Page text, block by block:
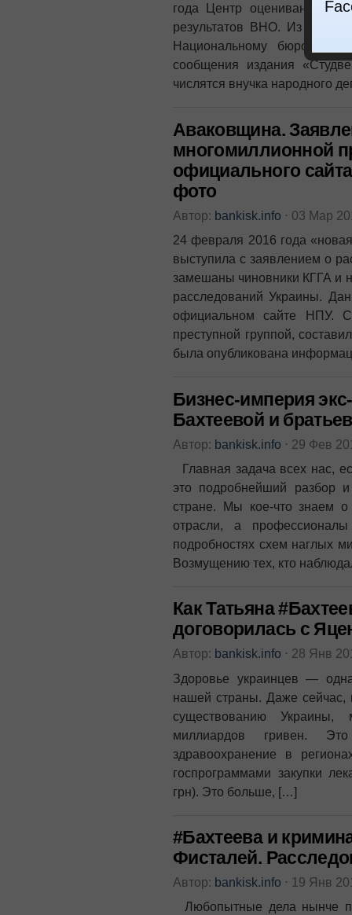
года Центр оценивания
результатов ВНО. Из них
Национальному бюро
сообщения издания
числятся внучка народного
Аваковщина.
многомиллионной
официального
фото
Автор: bankisk.info ⋅ 03 Мар
24 февраля 2016 года
выступила с заявлением о
замешаны чиновники КГГА и
расследований Украины.
официальном сайте НПУ.
преступной группой,
была опубликована
Бизнес-империя
Бахтеевой и
Автор: bankisk.info ⋅ 29 Фев
Главная задача всех нас,
это подробнейший разбор
стране. Мы кое-что знаем о
отрасли, а
подробностях схем наглых
Возмущению тех, кто
Как Татьяна
договорилась с
Автор: bankisk.info ⋅ 28 Янв
Здоровье украинцев —
нашей страны. Даже сейчас,
существованию
миллиардов гривен.
здравоохранение в
госпрограммами закупки
грн). Это больше, […]
#Бахтеева и
Фисталей.
Автор: bankisk.info ⋅ 19 Янв
Любопытные дела нынче